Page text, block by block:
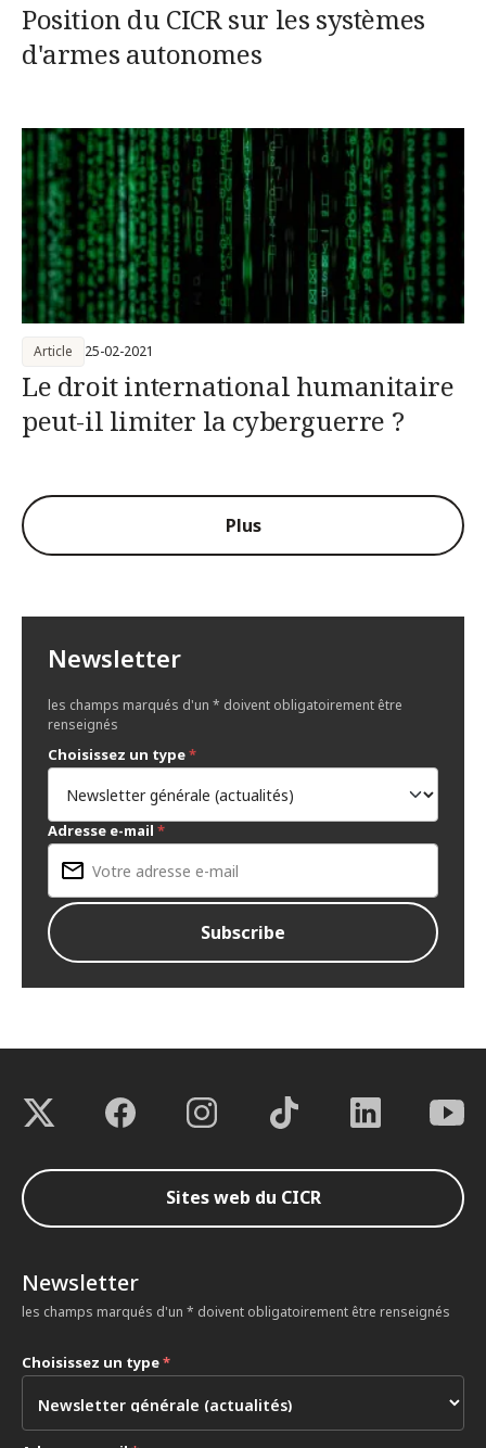
Position du CICR sur les systèmes
d'armes autonomes
Le droit international humanitaire
peut-il limiter la cyberguerre ?
Article 25-02-2021
Plus
Newsletter
les champs marqués d'un * doivent obligatoirement être
renseignés
Choisissez un type*
Adresse e-mail *
Sites web du CICR
Newsletter
les champs marqués d'un * doivent obligatoirement être renseignés
Choisissez un type*